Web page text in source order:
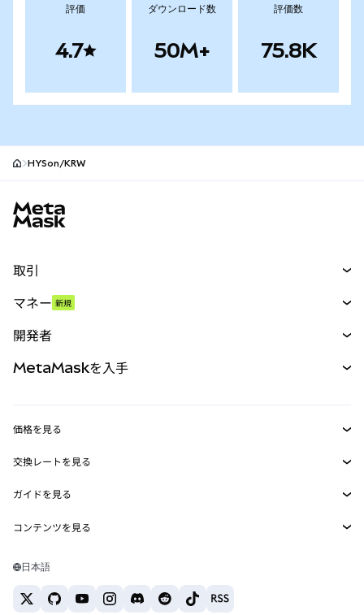
評価
4.7
ダウンロード数
50M+
評価数
75.8K
HYSon/KRW
取引
パーペチュアル
RWA
マネー 新規
開発者
MetaMask Connect
Snaps
Web3サービス
MetaMaskを入手
セキュリティ
サポート
キャリア
お問い合わせ
価格を見る
イーサリアムの価格
Solanaの価格
Tetherの価格
交換レートを見る
ETH→USD
USDT→INR
BTC→INR
ETH→USDT
ガイドを見る
ETHの購入
USDTの購入
コンテンツを見る
Solanaウォレット
日本語